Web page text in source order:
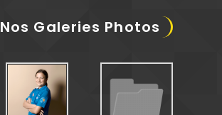
Nos Galeries Photos